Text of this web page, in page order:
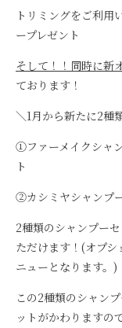
トリミングをご利用
ープレゼント
そして！！同時に新
ております！
＼1月から新たに2種
①ファーメイクシャ
ト
②カシミヤシャンプ
2種類のシャンプー
ただけます！(オプ
ニューとなります。)
この2種類のシャン
ットがかわりますの